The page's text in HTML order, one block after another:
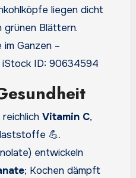
Ganzen –
iStock ID: 90634594
reichlich Vitamin C,
💪.
entwickeln
; Kochen dämpft